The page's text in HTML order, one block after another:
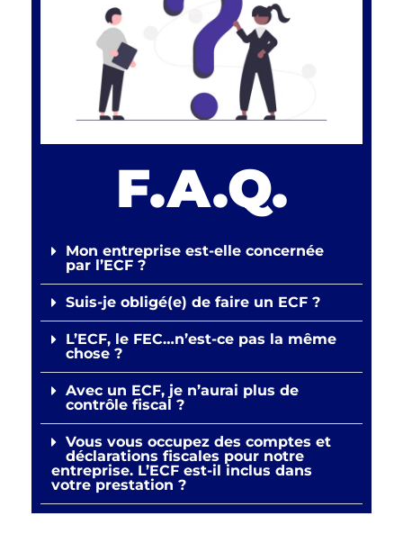
F.A.Q.
Mon entreprise est-elle concernée
par l’ECF ?
Suis-je obligé(e) de faire un ECF ?
L’ECF, le FEC…n’est-ce pas la même
chose ?
Avec un ECF, je n’aurai plus de
contrôle fiscal ?
Vous vous occupez des comptes et
déclarations fiscales pour notre
entreprise. L’ECF est-il inclus dans
votre prestation ?